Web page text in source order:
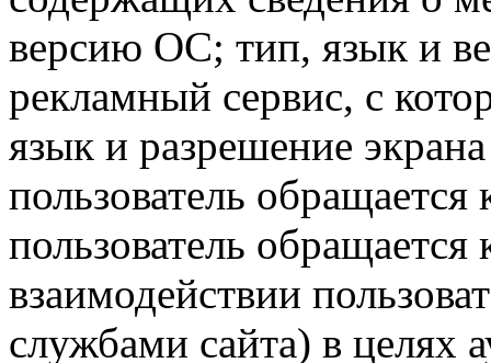
версию ОС; тип, язык и
рекламный сервис, с
язык и разрешение
пользователь обращается
пользователь обращается
взаимодействии
службами сайта) в целях